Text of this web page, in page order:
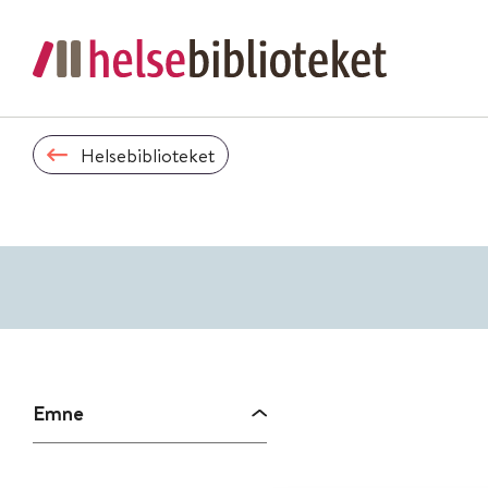
Helsebiblioteket
Emne